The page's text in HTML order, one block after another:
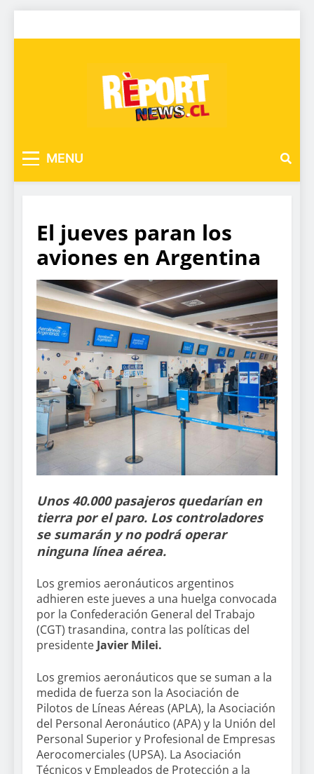
MENU
El jueves paran los
aviones en Argentina
Unos 40.000 pasajeros quedarían en
tierra por el paro. Los controladores
se sumarán y no podrá operar
ninguna línea aérea.
Los gremios aeronáuticos argentinos
adhieren este jueves a una huelga convocada
por la Confederación General del Trabajo
(CGT) trasandina, contra las políticas del
presidenteJavier Milei.
Los gremios aeronáuticos que se suman a la
medida de fuerza son la Asociación de
Pilotos de Líneas Aéreas (APLA), la Asociación
del Personal Aeronáutico (APA) y la Unión del
Personal Superior y Profesional de Empresas
Aerocomerciales (UPSA). La Asociación
Técnicos y Empleados de Protección a la